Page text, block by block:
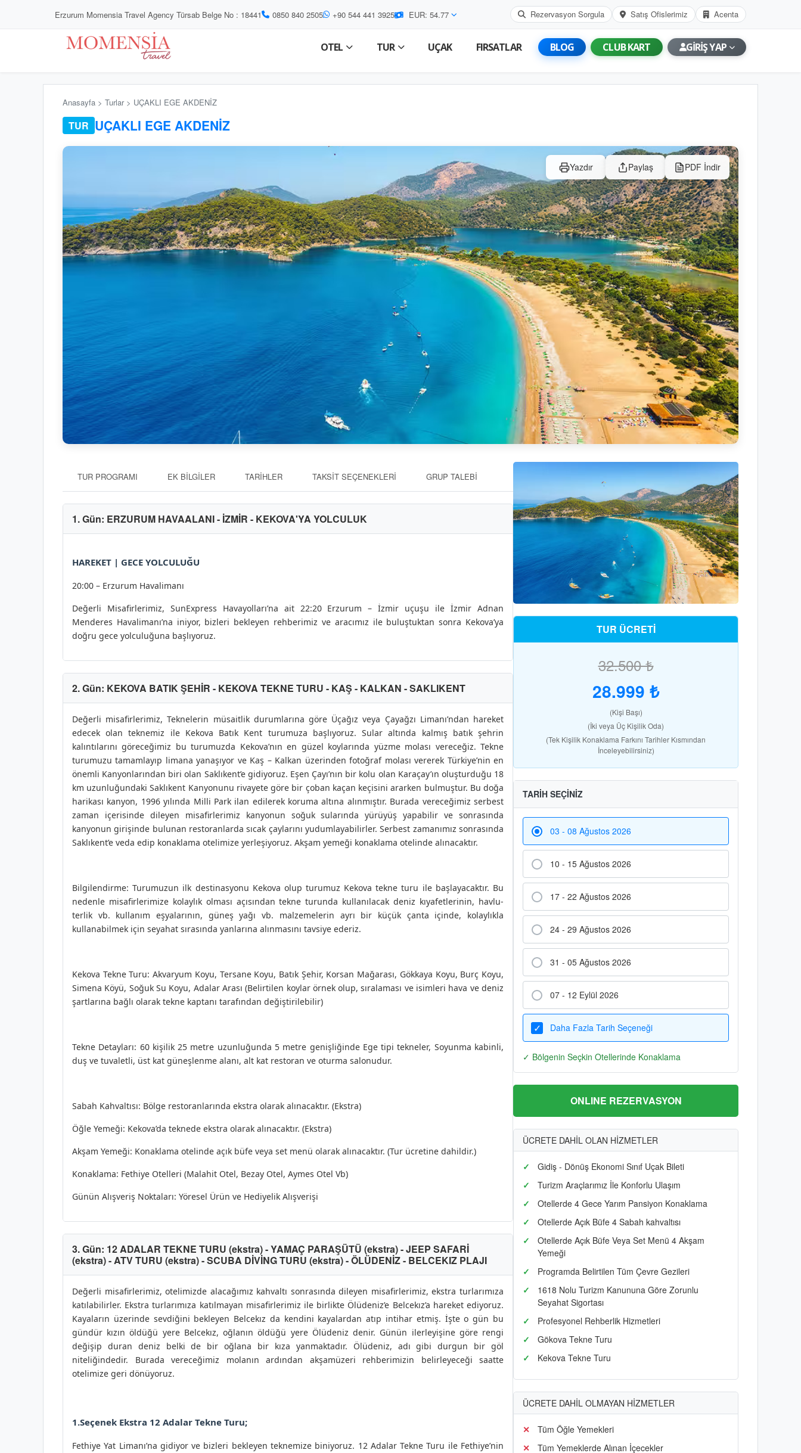
Erzurum Momensia Travel Agency Türsab Belge No : 18441 0850 840 2505 +90 544 441 3925 EUR: 54.77 Rezervasyon Sorgula Satış Ofislerimiz Acenta
OTEL TUR UÇAK FIRSATLAR BLOG CLUB KART GİRİŞ YAP
Anasayfa > Turlar > UÇAKLI EGE AKDENİZ
TUR UÇAKLI EGE AKDENİZ
Yazdır Paylaş PDF İndir
TUR PROGRAMI EK BİLGİLER TARİHLER TAKSİT SEÇENEKLERİ GRUP TALEBİ
1. Gün: ERZURUM HAVAALANI - İZMİR - KEKOVA'YA YOLCULUK
HAREKET | GECE YOLCULUĞU
20:00 – Erzurum Havalimanı
Değerli Misafirlerimiz, SunExpress Havayolları’na ait 22:20 Erzurum – İzmir uçuşu ile İzmir Adnan
Menderes Havalimanı’na iniyor, bizleri bekleyen rehberimiz ve aracımız ile buluştuktan sonra Kekova’ya
doğru gece yolculuğuna başlıyoruz.
2. Gün: KEKOVA BATIK ŞEHİR - KEKOVA TEKNE TURU - KAŞ - KALKAN - SAKLIKENT
Değerli misafirlerimiz, Teknelerin müsaitlik durumlarına göre Üçağız veya Çayağzı Limanı’ndan hareket
edecek olan teknemiz ile Kekova Batık Kent turumuza başlıyoruz. Sular altında kalmış batık şehrin
kalıntılarını göreceğimiz bu turumuzda Kekova’nın en güzel koylarında yüzme molası vereceğiz. Tekne
turumuzu tamamlayıp limana yanaşıyor ve Kaş – Kalkan üzerinden fotoğraf molası vererek Türkiye’nin en
önemli Kanyonlarından biri olan Saklıkent’e gidiyoruz. Eşen Çayı’nın bir kolu olan Karaçay’ın oluşturduğu 18
km uzunluğundaki Saklıkent Kanyonunu rivayete göre bir çoban kaçan keçisini ararken bulmuştur. Bu doğa
harikası kanyon, 1996 yılında Milli Park ilan edilerek koruma altına alınmıştır. Burada vereceğimiz serbest
zaman içerisinde dileyen misafirlerimiz kanyonun soğuk sularında yürüyüş yapabilir ve sonrasında
kanyonun girişinde bulunan restoranlarda sıcak çaylarını yudumlayabilirler. Serbest zamanımız sonrasında
Saklıkent’e veda edip konaklama otelimize yerleşiyoruz. Akşam yemeği konaklama otelinde alınacaktır.
Bilgilendirme: Turumuzun ilk destinasyonu Kekova olup turumuz Kekova tekne turu ile başlayacaktır. Bu
nedenle misafirlerimize kolaylık olması açısından tekne turunda kullanılacak deniz kıyafetlerinin, havlu-
terlik vb. kullanım eşyalarının, güneş yağı vb. malzemelerin ayrı bir küçük çanta içinde, kolaylıkla
kullanabilmek için seyahat sırasında yanlarına alınmasını tavsiye ederiz.
Kekova Tekne Turu: Akvaryum Koyu, Tersane Koyu, Batık Şehir, Korsan Mağarası, Gökkaya Koyu, Burç Koyu,
Simena Köyü, Soğuk Su Koyu, Adalar Arası (Belirtilen koylar örnek olup, sıralaması ve isimleri hava ve deniz
şartlarına bağlı olarak tekne kaptanı tarafından değiştirilebilir)
Tekne Detayları: 60 kişilik 25 metre uzunluğunda 5 metre genişliğinde Ege tipi tekneler, Soyunma kabinli,
duş ve tuvaletli, üst kat güneşlenme alanı, alt kat restoran ve oturma salonudur.
Sabah Kahvaltısı: Bölge restoranlarında ekstra olarak alınacaktır. (Ekstra)
Öğle Yemeği: Kekova’da teknede ekstra olarak alınacaktır. (Ekstra)
Akşam Yemeği: Konaklama otelinde açık büfe veya set menü olarak alınacaktır. (Tur ücretine dahildir.)
Konaklama: Fethiye Otelleri (Malahit Otel, Bezay Otel, Aymes Otel Vb)
Günün Alışveriş Noktaları: Yöresel Ürün ve Hediyelik Alışverişi
3. Gün: 12 ADALAR TEKNE TURU (ekstra) - YAMAÇ PARAŞÜTÜ (ekstra) - JEEP SAFARİ
(ekstra) - ATV TURU (ekstra) - SCUBA DİVİNG TURU (ekstra) - ÖLÜDENİZ - BELCEKIZ PLAJI
Değerli misafirlerimiz, otelimizde alacağımız kahvaltı sonrasında dileyen misafirlerimiz, ekstra turlarımıza
katılabilirler. Ekstra turlarımıza katılmayan misafirlerimiz ile birlikte Ölüdeniz’e Belcekız’a hareket ediyoruz.
Kayaların üzerinde sevdiğini bekleyen Belcekız da kendini kayalardan atıp intihar etmiş. İşte o gün bu
gündür kızın öldüğü yere Belcekız, oğlanın öldüğü yere Ölüdeniz denir. Günün ilerleyişine göre rengi
değişip duran deniz belki de bir oğlana bir kıza yanmaktadır. Ölüdeniz, adı gibi durgun bir göl
niteliğindedir. Burada vereceğimiz molanın ardından akşamüzeri rehberimizin belirleyeceği saatte
otelimize geri dönüyoruz.
1.Seçenek Ekstra 12 Adalar Tekne Turu;
Fethiye Yat Limanı’na gidiyor ve bizleri bekleyen teknemize biniyoruz. 12 Adalar Tekne Turu ile Fethiye’nin
TUR ÜCRETİ
32.500 ₺
28.999 ₺
(Kişi Başı)
(İki veya Üç Kişilik Oda)
(Tek Kişilik Konaklama Farkını Tarihler Kısmından
İnceleyebilirsiniz)
TARİH SEÇİNİZ
03 - 08 Ağustos 2026
10 - 15 Ağustos 2026
17 - 22 Ağustos 2026
24 - 29 Ağustos 2026
31 - 05 Ağustos 2026
07 - 12 Eylül 2026
Daha Fazla Tarih Seçeneği
✓ Bölgenin Seçkin Otellerinde Konaklama
ONLINE REZERVASYON
ÜCRETE DAHİL OLAN HİZMETLER
Gidiş - Dönüş Ekonomi Sınıf Uçak Bileti
Turizm Araçlarımız İle Konforlu Ulaşım
Otellerde 4 Gece Yarım Pansiyon Konaklama
Otellerde Açık Büfe 4 Sabah kahvaltısı
Otellerde Açık Büfe Veya Set Menü 4 Akşam
Yemeği
Programda Belirtilen Tüm Çevre Gezileri
1618 Nolu Turizm Kanununa Göre Zorunlu
Seyahat Sigortası
Profesyonel Rehberlik Hizmetleri
Gökova Tekne Turu
Kekova Tekne Turu
ÜCRETE DAHİL OLMAYAN HİZMETLER
Tüm Öğle Yemekleri
Tüm Yemeklerde Alınan İçecekler